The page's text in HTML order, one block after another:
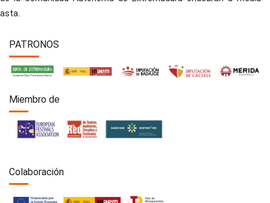
asta.
PATRONOS
Miembro de
Colaboración